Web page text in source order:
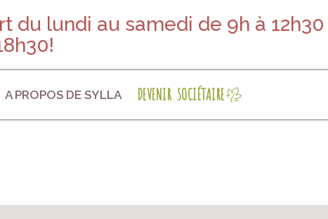
du lundi au samedi de 9h à
A PROPOS DE SYLLA DEVENIR SOCIÉTAIRE